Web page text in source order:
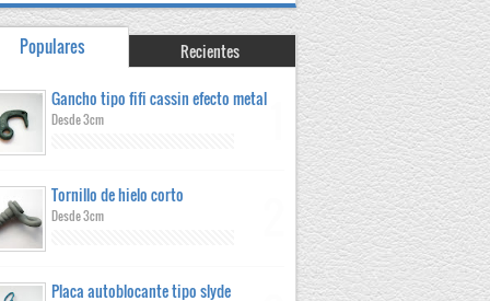
Populares Recientes
Gancho tipo fifi cassin efecto metal
Desde 3cm
Tornillo de hielo corto
Desde 3cm
Placa autoblocante tipo slyde